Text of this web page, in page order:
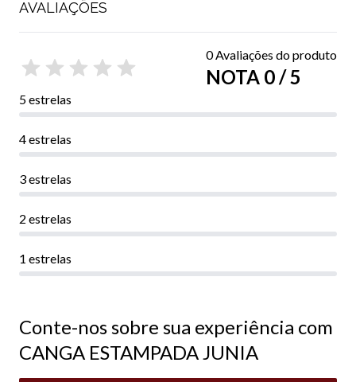
AVALIAÇÕES
0 Avaliações do produto
NOTA 0 / 5
5 estrelas
4 estrelas
3 estrelas
2 estrelas
1 estrelas
Conte-nos sobre sua experiência com
CANGA ESTAMPADA JUNIA